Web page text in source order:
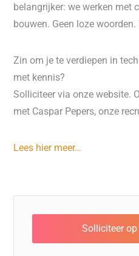
belangrijker: we werken met
bouwen. Geen loze
Zin om je te verdiepen in
met kennis?
Solliciteer via onze website.
met Caspar Pepers, onze
Lees hier meer…